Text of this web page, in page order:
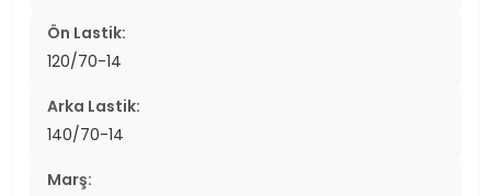
Ön Lastik:
120/70-14
Arka Lastik:
140/70-14
Marş: